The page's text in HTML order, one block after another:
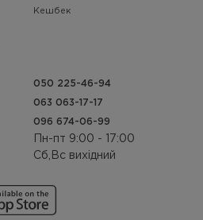
Кешбек
050 225-46-94
063 063-17-17
096 674-06-99
Пн-пт 9:00 - 17:00
Сб,Вс вихідний